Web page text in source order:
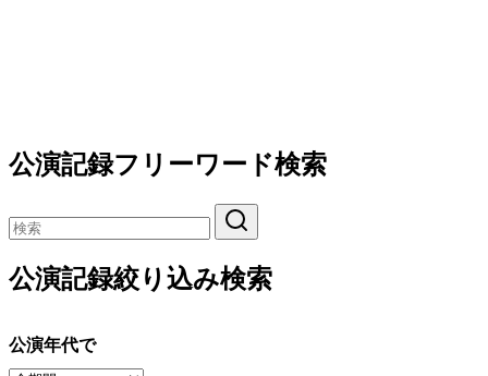
公演記録フリーワード検索
公演記録絞り込み検索
公演年代で